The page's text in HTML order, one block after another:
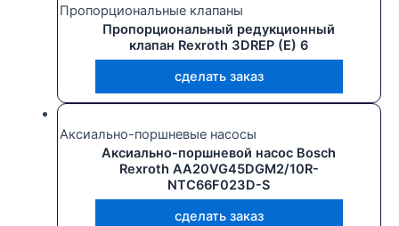
Пропорциональные клапаны
Пропорциональный редукционный
клапан Rexroth 3DREP (E) 6
сделать заказ
Аксиально-поршневые насосы
Аксиально-поршневой насос Bosch
Rexroth AA20VG45DGM2/10R-
NTC66F023D-S
сделать заказ